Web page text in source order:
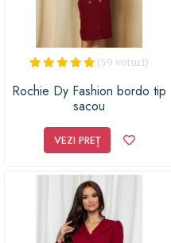
(59 voturi)
Rochie Dy Fashion bordo tip
sacou
VEZI PREȚ